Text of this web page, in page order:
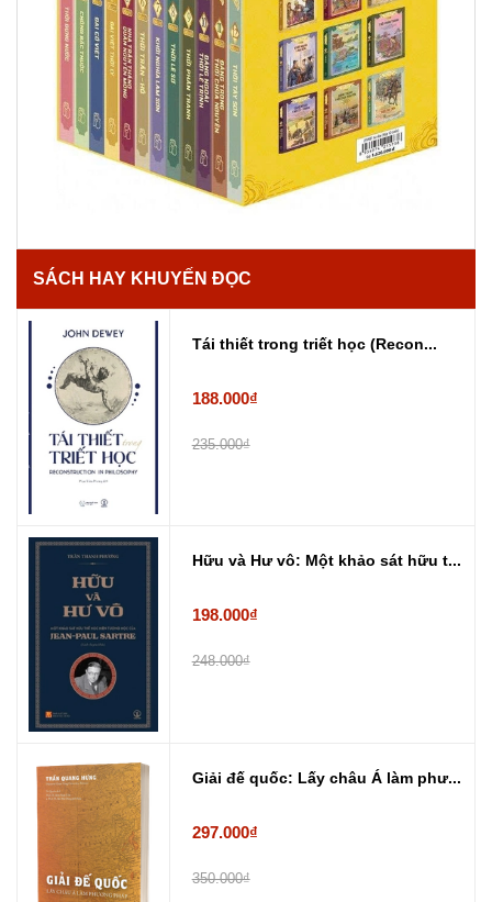
SÁCH HAY KHUYẾN ĐỌC
Tái thiết trong triết học (Recon...
188.000₫
235.000₫
Hữu và Hư vô: Một khảo sát hữu t...
198.000₫
248.000₫
Giải đế quốc: Lấy châu Á làm phư...
297.000₫
350.000₫